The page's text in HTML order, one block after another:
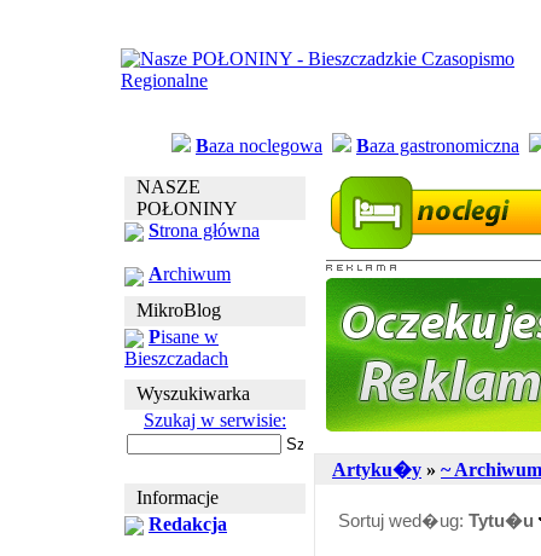
Baza noclegowa Baza gastronomiczna
NASZE
POŁONINY
Strona główna
Archiwum
MikroBlog
Pisane w
Bieszczadach
Wyszukiwarka
Szukaj w serwisie:
Informacje
Redakcja
Artyku�y » ~ Archiwum
Sortuj wed�ug: Tytu�u